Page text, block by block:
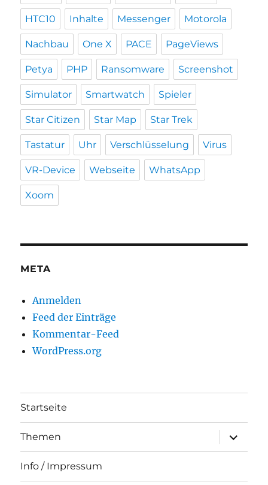
HTC10 Inhalte Messenger Motorola
Nachbau One X PACE PageViews
Petya PHP Ransomware Screenshot
Simulator Smartwatch Spieler
Star Citizen Star Map Star Trek
Tastatur Uhr Verschlüsselung Virus
VR-Device Webseite WhatsApp
Xoom
META
Anmelden
Feed der Einträge
Kommentar-Feed
WordPress.org
Startseite
Themen
anzeigen
Info / Impressum